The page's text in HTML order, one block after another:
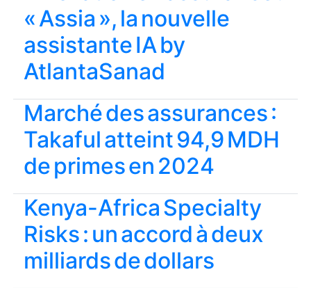
« Assia », la nouvelle
assistante IA by
AtlantaSanad
Marché des assurances :
Takaful atteint 94,9 MDH
de primes en 2024
Kenya-Africa Specialty
Risks : un accord à deux
milliards de dollars